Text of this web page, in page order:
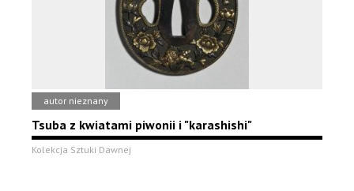
autor nieznany
Tsuba z kwiatami piwonii i "karashishi"
Kolekcja Sztuki Dawnej